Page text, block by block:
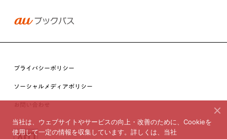
プライバシーポリシー
ソーシャルメディアポリシー
お問い合わせ
当社は、ウェブサイトやサービスの向上・改善のために、Cookieを
使用して一定の情報を収集しています。詳しくは、当社